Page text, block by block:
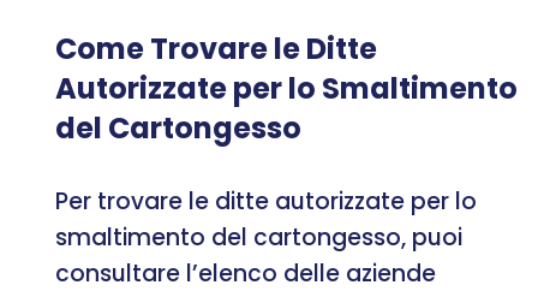
Come Trovare le Ditte
Autorizzate per lo Smaltimento
del Cartongesso
Per trovare le ditte autorizzate per lo
smaltimento del cartongesso, puoi
consultare l’elenco delle aziende